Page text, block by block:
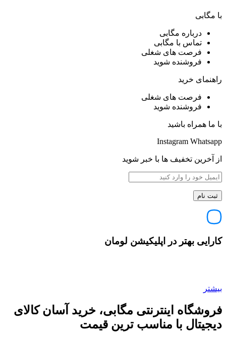
با مگابی
درباره مگابی
تماس با مگابی
فرصت های شغلی
فروشنده شوید
راهنمای خرید
فرصت های شغلی
فروشنده شوید
با ما همراه باشید
Instagram Whatsapp
از آخرین تخفیف ها با خبر شوید
کارایی بهتر در اپلیکیشن لومان
بیشتر
فروشگاه اینترنتی مگابی، خرید آسان کالای
دیجیتال با مناسب ترین قیمت